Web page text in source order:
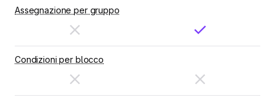
Assegnazione per gruppo
Condizioni per blocco